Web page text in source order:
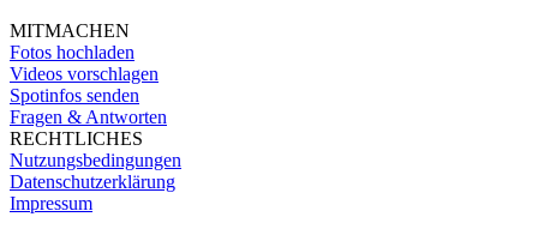
MITMACHEN
Fotos hochladen
Videos vorschlagen
Spotinfos senden
Fragen & Antworten
RECHTLICHES
Nutzungsbedingungen
Datenschutzerklärung
Impressum